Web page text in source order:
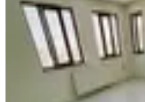
Yeşilyurt,
3+1·175 m²·
21.000 ₺